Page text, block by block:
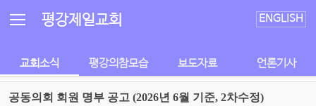
평강제일교회 ENGLISH
교회소식 평강의참모습 보도자료 언론기사
공동의회 회원 명부 공고 (2026년 6월 기준, 2차수정)